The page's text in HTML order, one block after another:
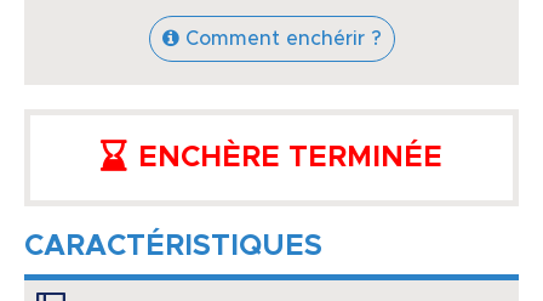
Comment enchérir ?
ENCHÈRE TERMINÉE
CARACTÉRISTIQUES